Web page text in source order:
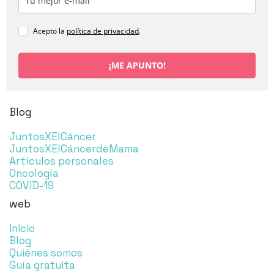
Acepto la política de privacidad.
¡ME APUNTO!
Blog
JuntosXElCáncer
JuntosXElCáncerdeMama
Artículos personales
Oncología
COVID-19
web
Inicio
Blog
Quiénes somos
Guía gratuita